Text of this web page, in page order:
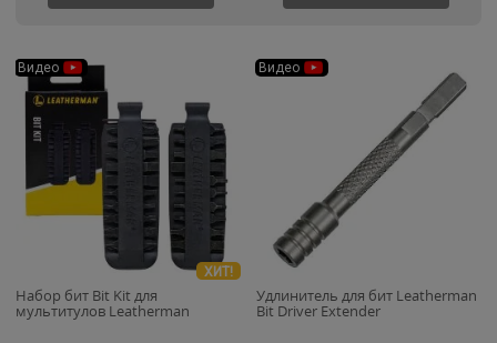
Видео
ХИТ!
Набор бит Bit Kit для
мультитулов Leatherman
Видео
Удлинитель для бит Leatherman
Bit Driver Extender